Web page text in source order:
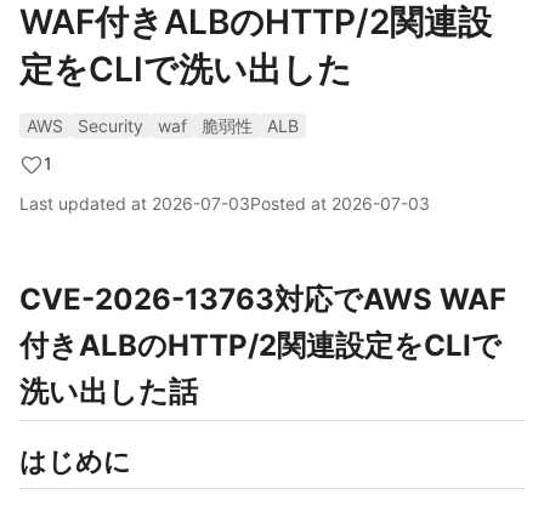
WAF付きALBのHTTP/2関連設
定をCLIで洗い出した
AWS Security waf 脆弱性
ALB
1
Last updated at 2026-07-03Posted at 2026-07-03
CVE-2026-13763対応でAWS WAF
付きALBのHTTP/2関連設定をCLIで
洗い出した話
はじめに